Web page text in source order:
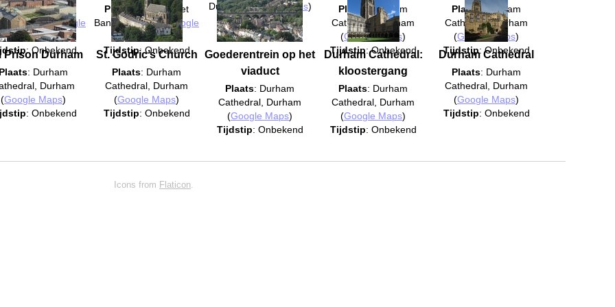
: Southstreet
Durham (Google
Maps)
: Onbekend
Plaats: Southstreet
Banks, Durham (Google
Maps)
Tijdstip: Onbekend
Durham (Google Maps)
Tijdstip: Onbekend
Plaats: Durham
Cathedral, Durham
(Google Maps)
Tijdstip: Onbekend
Plaats: Durham
Cathedral, Durham
(Google Maps)
Tijdstip: Onbekend
Prison Durham
Plaats: Durham
Durham
(Google Maps)
: Onbekend
St. Godric’s Church
Plaats: Durham
Cathedral, Durham
(Google Maps)
Tijdstip: Onbekend
Goederentrein op het
viaduct
Plaats: Durham
Cathedral, Durham
(Google Maps)
Tijdstip: Onbekend
Durham Cathedral:
kloostergang
Plaats: Durham
Cathedral, Durham
(Google Maps)
Tijdstip: Onbekend
Durham Cathedral
Plaats: Durham
Cathedral, Durham
(Google Maps)
Tijdstip: Onbekend
Icons from Flaticon